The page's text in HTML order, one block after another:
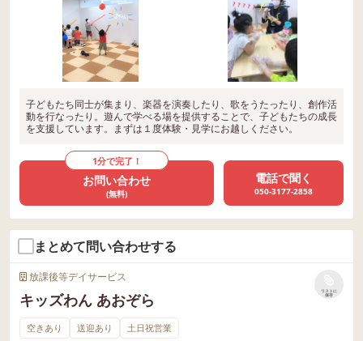
子どもたち同士が集まり、楽器を演奏したり、歌をうたったり、創作活
動を行なったり。遊んで学べる場を提供することで、子どもたちの成長
を支援しています。まずは１度体験・見学にお越しください。
1分で完了！
お問い合わせ
(無料)
電話で聞く
050-3177-2858
まとめて問い合わせする
放課後等デイサービス
キッズわん あおぞら
リストに
保存
空きあり 送迎あり 土日祝営業